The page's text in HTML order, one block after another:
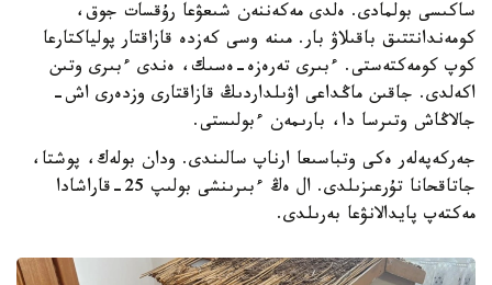
ساكىسى بولمادى. ەلدى مەكەننەن شىعۋعا رۇقسات جوق،
كومەندانتتىق باقىلاۋ بار. مىنە وسى كەزدە قازاقتار پولياكتارعا
كوپ كومەكتەستى. ءبىرى تەرەزە-ەسىك، ەندى ءبىرى وتىن
اكەلدى. جاقىن ماڭداعى اۋىلداردىڭ قازاقتارى وزدەرى اش-
جالاڭاش وتىرسا دا، بارىمەن ءبولىستى.
جەركەپەلەر ەكى وتباسىعا ارناپ سالىندى. ودان بولەك، پوشتا،
جاتاقحانا تۇرعىزىلدى. ال ەڭ ءبىرىنشى بولىپ 25-قاراشادا
مەكتەپ پايدالانۋعا بەرىلدى.